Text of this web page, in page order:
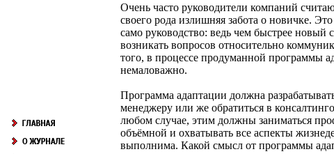
Очень часто руководители компаний
своего рода излишняя забота о новичке.
само руководство: ведь чем быстрее
возникать вопросов относительно
того, в процессе продуманной программы
немаловажно.
Программа адаптации должна
менеджеру или же обратиться в
любом случае, этим должны заниматься
объёмной и охватывать все аспекты
выполнима. Какой смысл от программы